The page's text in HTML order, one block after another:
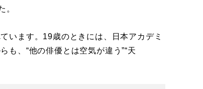
。
います。19歳のときには、日本アカデミ
も、“他の俳優とは空気が違う”“天